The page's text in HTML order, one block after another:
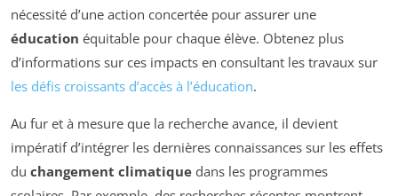
nécessité d’une action concertée pour assurer une
éducation équitable pour chaque élève. Obtenez plus
d’informations sur ces impacts en consultant les travaux sur
les défis croissants d’accès à l’éducation.
Au fur et à mesure que la recherche avance, il devient
impératif d’intégrer les dernières connaissances sur les effets
du changement climatique dans les programmes